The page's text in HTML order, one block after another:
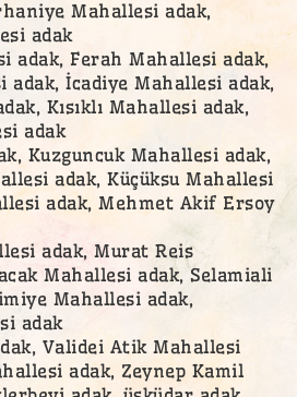
Mahallesi adak,
adak
adak, Ferah Mahallesi adak,
adak, İcadiye Mahallesi adak,
Kısıklı Mahallesi adak,
adak
Kuzguncuk Mahallesi adak,
adak, Küçüksu Mahallesi
adak, Mehmet Akif Ersoy
adak, Murat Reis
Mahallesi adak, Selamiali
Mahallesi adak,
adak
Validei Atik Mahallesi
adak, Zeynep Kamil